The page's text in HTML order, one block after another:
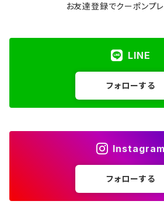
アメグリーン
Spheres スフィア
Freeforms フリーフォーム
お友達登録でクーポンプ
LINE
フォローする
Instagram
フォローする